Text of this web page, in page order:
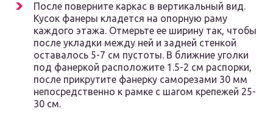
После поверните каркас в вертикальный вид.
Кусок фанеры кладется на опорную раму
каждого этажа. Отмерьте ее ширину так, чтобы
после укладки между ней и задней стенкой
оставалось 5-7 см пустоты. В ближние уголки
под фанеркой расположите 1.5-2 см распорки,
после прикрутите фанерку саморезами 30 мм
непосредственно к рамке с шагом крепежей 25-
30 см.